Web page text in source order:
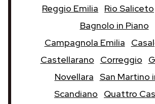
Reggio Emilia Rio Saliceto
Bagnolo in Piano
Campagnola Emilia
Castellarano
Correggio
Novellara San Martino
Scandiano
Quattro